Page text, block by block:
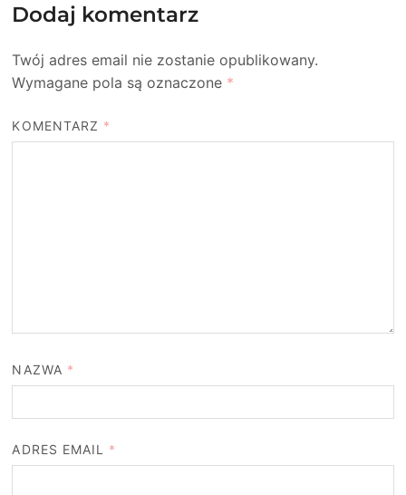
Dodaj komentarz
Twój adres email nie zostanie opublikowany.
Wymagane pola są oznaczone *
KOMENTARZ *
NAZWA *
ADRES EMAIL *